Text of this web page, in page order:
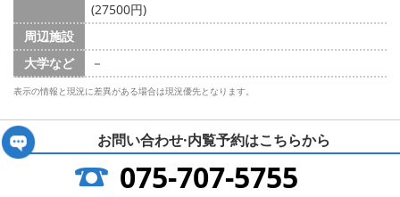
(27500円)
周辺施設
大学など
－
表示の情報と現況に差異がある場合は現況優先となります。
お問い合わせ·内覧予約はこちらから
075-707-5755